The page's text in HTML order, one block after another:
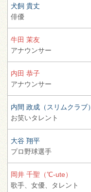
犬飼 貴丈
俳優
牛田 茉友
アナウンサー
内田 恭子
アナウンサー
内間 政成（スリムクラブ）
お笑いタレント
大谷 翔平
プロ野球選手
岡井 千聖（℃-ute）
歌手、 女優、 タレント